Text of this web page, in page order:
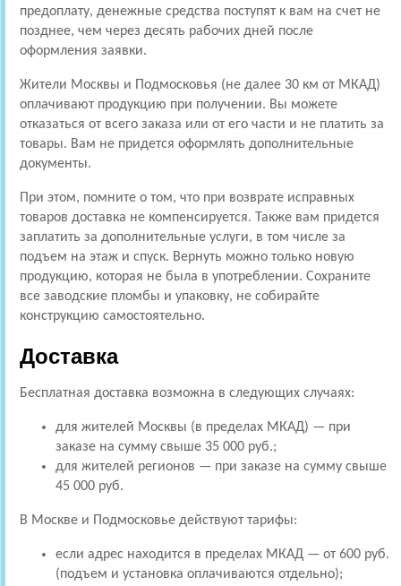
предоплату, денежные средства поступят к вам на счет не
позднее, чем через десять рабочих дней после
оформления заявки.
Жители Москвы и Подмосковья (не далее 30 км от МКАД)
оплачивают продукцию при получении. Вы можете
отказаться от всего заказа или от его части и не платить за
товары. Вам не придется оформлять дополнительные
документы.
При этом, помните о том, что при возврате исправных
товаров доставка не компенсируется. Также вам придется
заплатить за дополнительные услуги, в том числе за
подъем на этаж и спуск. Вернуть можно только новую
продукцию, которая не была в употреблении. Сохраните
все заводские пломбы и упаковку, не собирайте
конструкцию самостоятельно.
Доставка
Бесплатная доставка возможна в следующих случаях:
для жителей Москвы (в пределах МКАД) — при
заказе на сумму свыше 35 000 руб.;
для жителей регионов — при заказе на сумму свыше
45 000 руб.
В Москве и Подмосковье действуют тарифы:
если адрес находится в пределах МКАД — от 600 руб.
(подъем и установка оплачиваются отдельно);